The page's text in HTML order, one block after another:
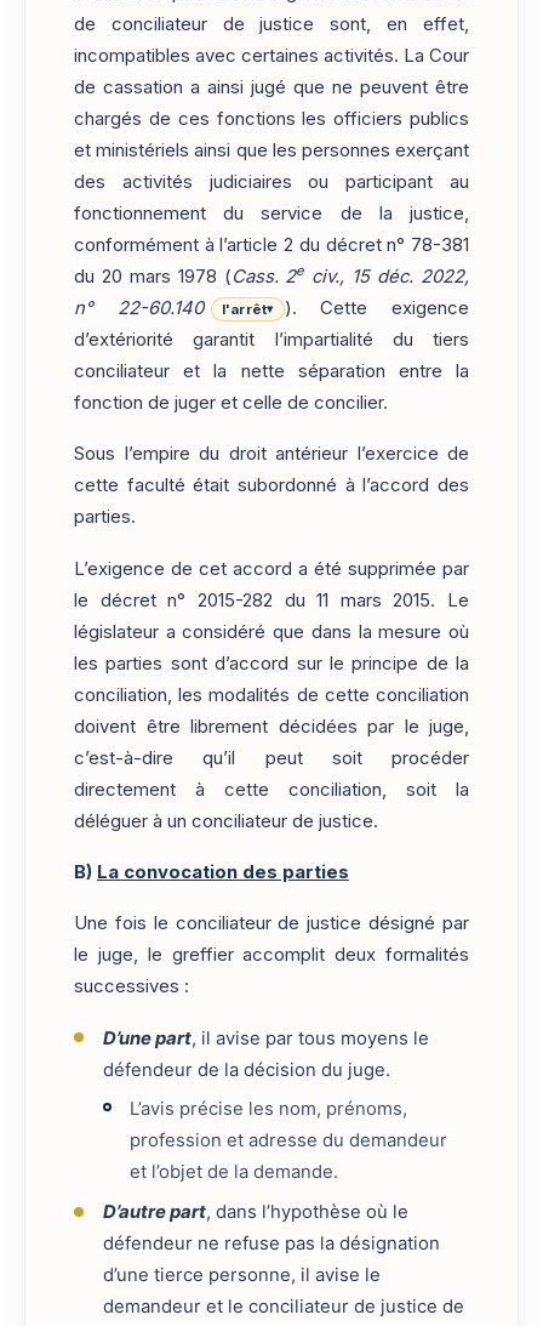
de conciliateur de justice sont, en effet,
incompatibles avec certaines activités. La Cour
de cassation a ainsi jugé que ne peuvent être
chargés de ces fonctions les officiers publics
et ministériels ainsi que les personnes exerçant
des activités judiciaires ou participant au
fonctionnement du service de la justice,
conformément à l’article 2 du décret n° 78-381
du 20 mars 1978 (Cass. 2e civ., 15 déc. 2022,
n° 22-60.140
l'arrêt▾
). Cette exigence
d’extériorité garantit l’impartialité du tiers
conciliateur et la nette séparation entre la
fonction de juger et celle de concilier.
Sous l’empire du droit antérieur l’exercice de
cette faculté était subordonné à l’accord des
parties.
L’exigence de cet accord a été supprimée par
le décret n° 2015-282 du 11 mars 2015. Le
législateur a considéré que dans la mesure où
les parties sont d’accord sur le principe de la
conciliation, les modalités de cette conciliation
doivent être librement décidées par le juge,
c’est-à-dire qu’il peut soit procéder
directement à cette conciliation, soit la
déléguer à un conciliateur de justice.
B) La convocation des parties
Une fois le conciliateur de justice désigné par
le juge, le greffier accomplit deux formalités
successives :
D’une part, il avise par tous moyens le
défendeur de la décision du juge.
L’avis précise les nom, prénoms,
profession et adresse du demandeur
et l’objet de la demande.
D’autre part, dans l’hypothèse où le
défendeur ne refuse pas la désignation
d’une tierce personne, il avise le
demandeur et le conciliateur de justice de